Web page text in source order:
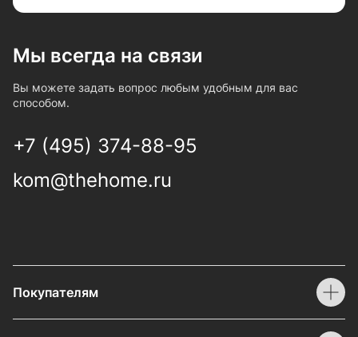
Мы всегда на связи
Вы можете задать вопрос любым удобным для вас
способом.
+7 (495) 374-88-95
kom@thehome.ru
Покупателям